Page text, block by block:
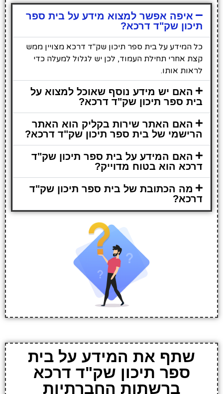
איפה אפשר למצוא מידע על בית ספר
תיכון שק"ד דרכא?
כל המידע על בית ספר תיכון שק"ד דרכא מצויין ממש
קצת אחרי תחילת העמוד, לכן יש לגלול למעלה כדי
לראות אותו.
האם יש מידע נוסף שאוכל למצוא על
בית ספר תיכון שק"ד דרכא?
האם האתר שירות בקליק הוא האתר
הרישמי של בית ספר תיכון שק"ד דרכא?
האם המידע על בית ספר תיכון שק"ד
דרכא הוא בטוח מדוייק?
מה הכתובת של בית ספר תיכון שק"ד
דרכא?
שתף את המידע על בית
ספר תיכון שק"ד דרכא
ברשתות החברתיות